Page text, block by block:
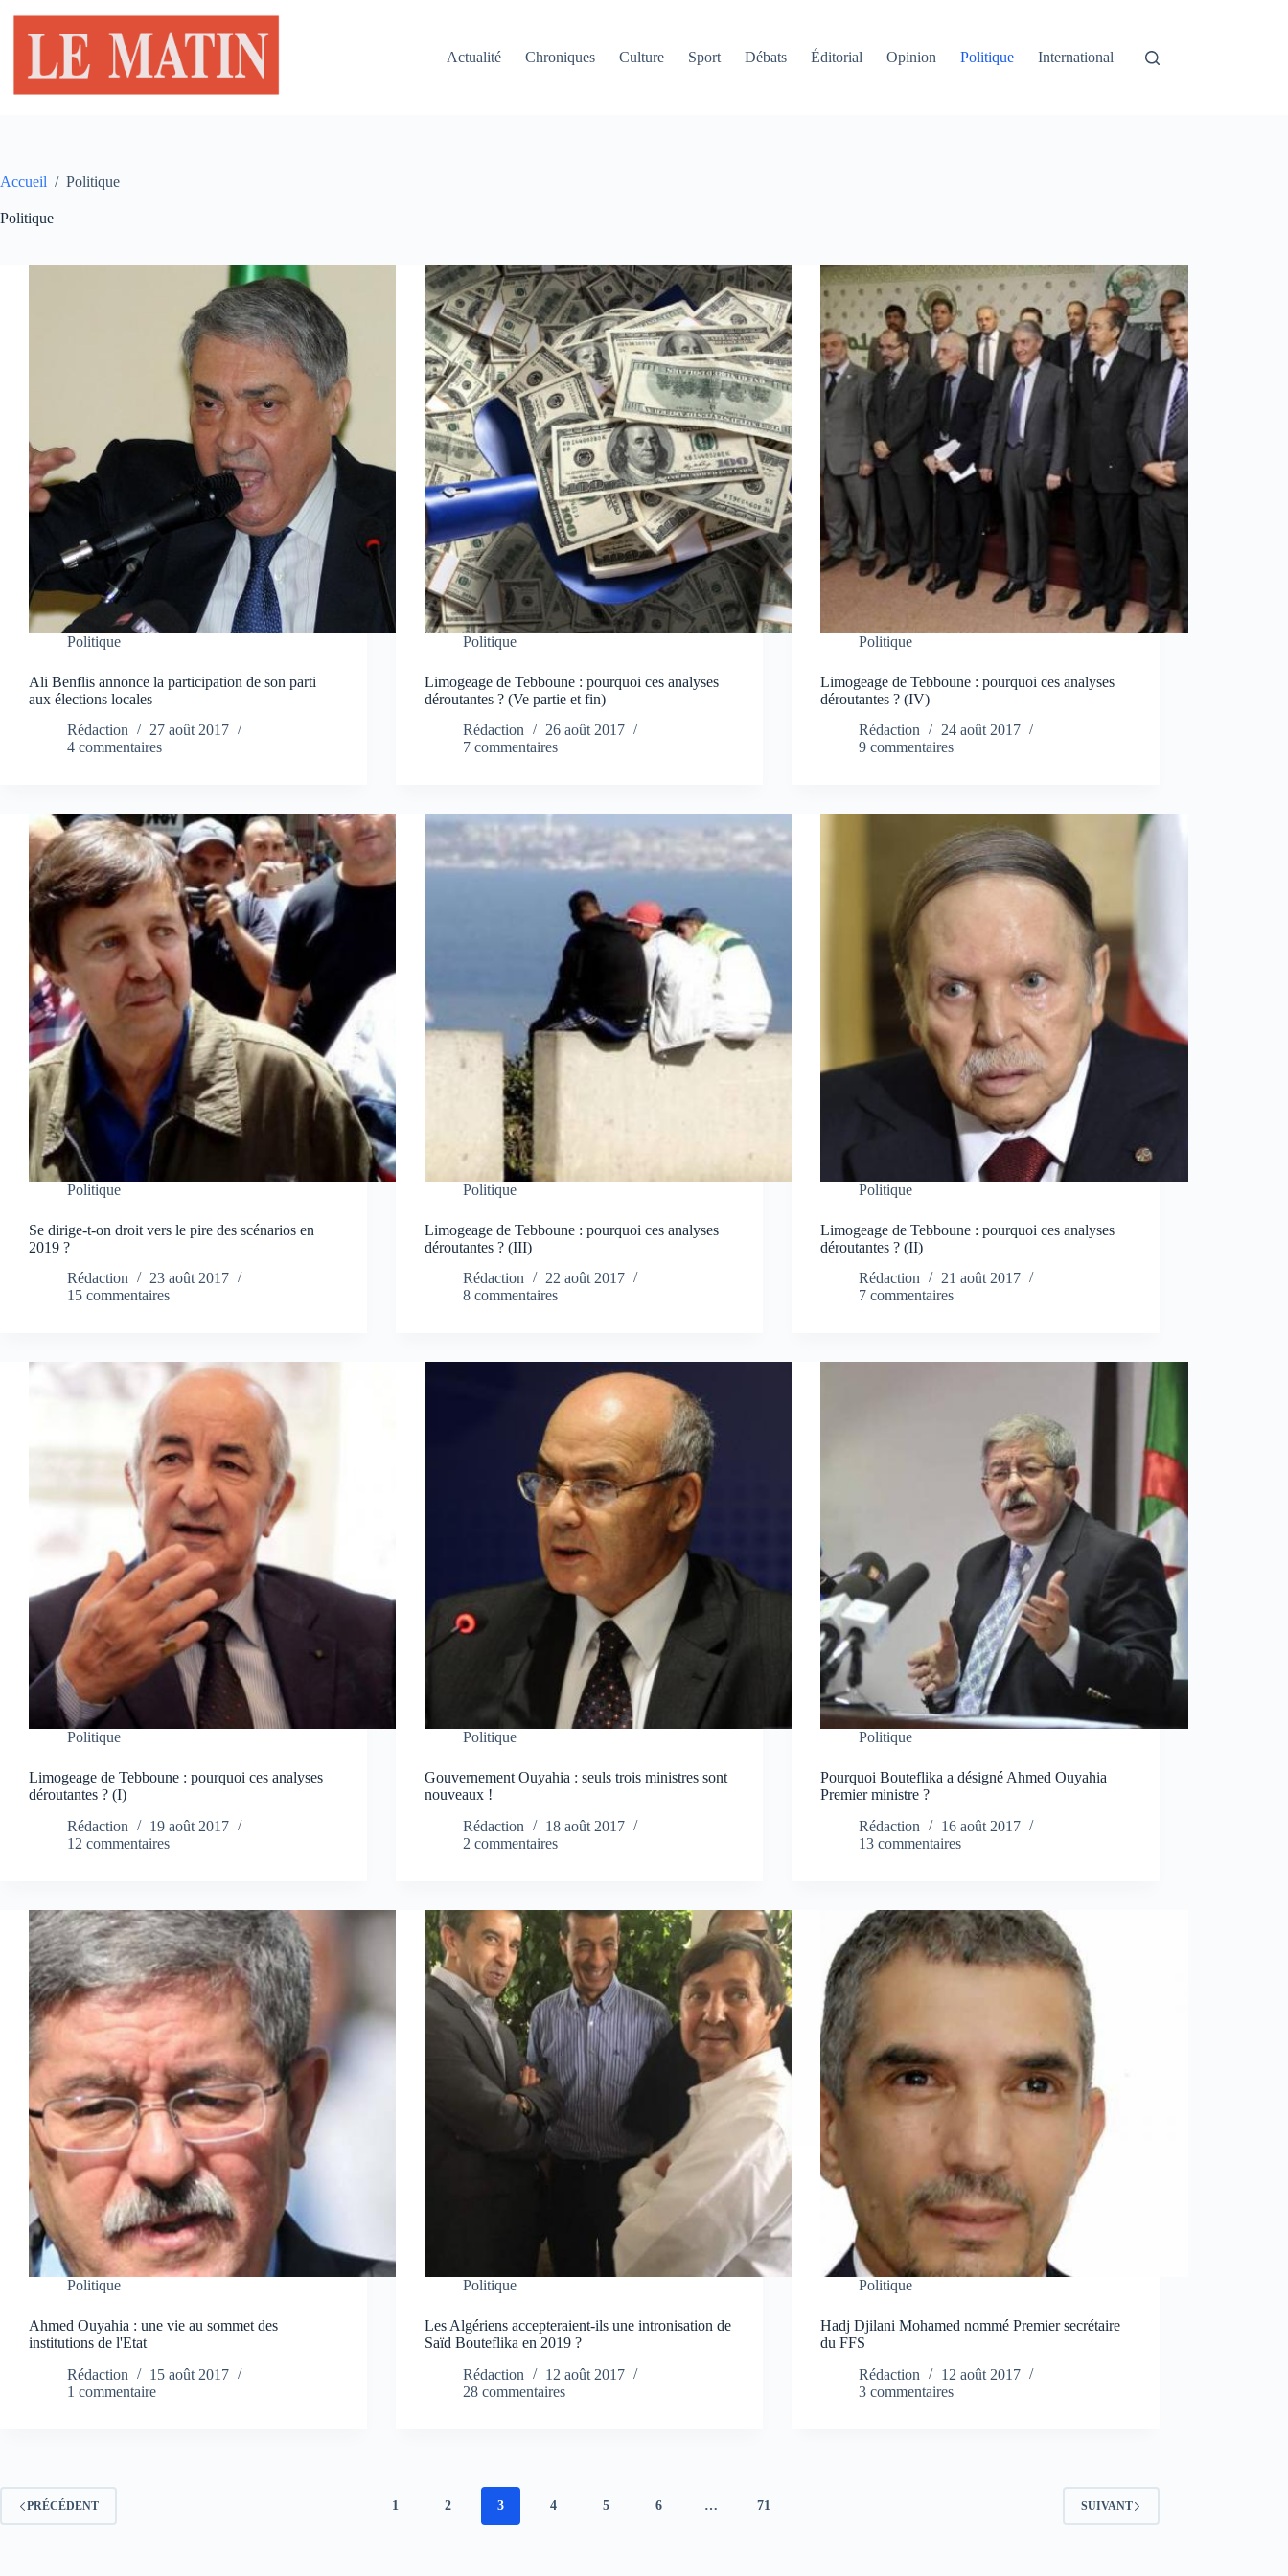
contenu
Actualité
Chroniques Culture Sport Débats Éditorial Opinion Politique International
Accueil / Politique
Politique
Politique
Ali Benflis annonce la participation de son parti
aux élections locales
Rédaction
27 août 2017
4 commentaires
Politique
Limogeage de Tebboune : pourquoi ces analyses
déroutantes ? (Ve partie et fin)
Rédaction
26 août 2017
7 commentaires
Politique
Limogeage de Tebboune : pourquoi ces analyses
déroutantes ? (IV)
Rédaction
24 août 2017
9 commentaires
Politique
Se dirige-t-on droit vers le pire des scénarios en
2019 ?
Rédaction
23 août 2017
15 commentaires
Politique
Limogeage de Tebboune : pourquoi ces analyses
déroutantes ? (III)
Rédaction
22 août 2017
8 commentaires
Politique
Limogeage de Tebboune : pourquoi ces analyses
déroutantes ? (II)
Rédaction
21 août 2017
7 commentaires
Politique
Limogeage de Tebboune : pourquoi ces analyses
déroutantes ? (I)
Rédaction
19 août 2017
12 commentaires
Politique
Gouvernement Ouyahia : seuls trois ministres sont
nouveaux !
Rédaction
18 août 2017
2 commentaires
Politique
Pourquoi Bouteflika a désigné Ahmed Ouyahia
Premier ministre ?
Rédaction
16 août 2017
13 commentaires
Politique
Ahmed Ouyahia : une vie au sommet des
institutions de l'Etat
Rédaction
15 août 2017
1 commentaire
Politique
Les Algériens accepteraient-ils une intronisation de
Saïd Bouteflika en 2019 ?
Rédaction
12 août 2017
28 commentaires
Politique
Hadj Djilani Mohamed nommé Premier secrétaire
du FFS
Rédaction
12 août 2017
3 commentaires
PRÉCÉDENT 1 2 3 4 5 6 … 71 SUIVANT